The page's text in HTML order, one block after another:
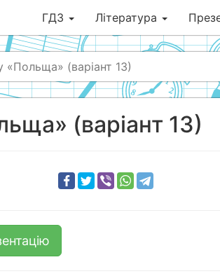
ГДЗ Література
«Польща» (варіант 13)
(варіант 13)